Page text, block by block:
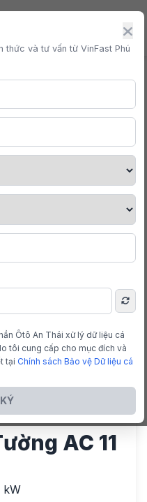
AC 11
kW
thức và tư vấn từ VinFast Phú
Ôtô An Thái xử lý dữ liệu cá
tôi cung cấp cho mục đích và
tại Chính sách Bảo vệ Dữ liệu cá